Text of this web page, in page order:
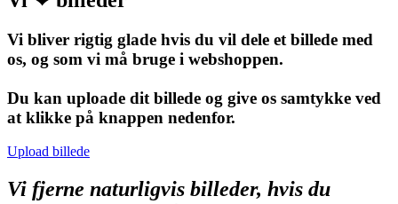
Vi bliver rigtig glade hvis du vil dele et billede med
os, og som vi må bruge i webshoppen.
Du kan uploade dit billede og give os samtykke ved
at klikke på knappen nedenfor.
Upload billede
Vi fjerne naturligvis billeder, hvis du